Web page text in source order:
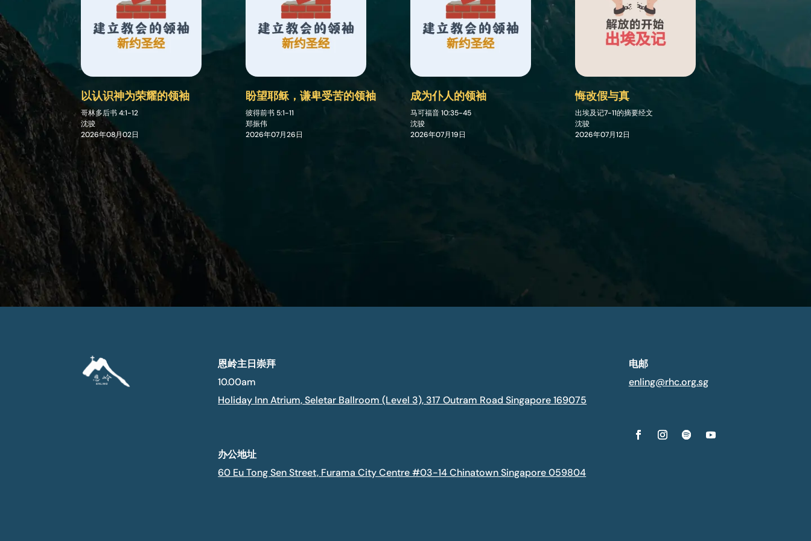
以认识神为荣耀的领袖
哥林多后书 4:1-12
沈骏
2026年08月02日
盼望耶稣，谦卑受苦的领袖
彼得前书 5:1-11
郑振伟
2026年07月26日
成为仆人的领袖
马可福音10:35-45
沈骏
2026年07月19日
悔改假与真
出埃及记7-11的摘要经文
沈骏
2026年07月12日
恩岭主日崇拜
10.00am
Holiday Inn Atrium, Seletar Ballroom (Level 3), 317 Outram Road Singapore 169075
办公地址
60 Eu Tong Sen Street, Furama City Centre #03-14 Chinatown Singapore 059804
电邮
enling@rhc.org.sg